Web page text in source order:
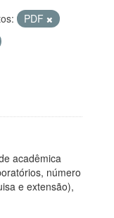
PDF
acadêmica
número
e extensão),